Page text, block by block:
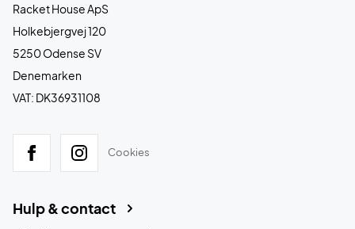
Racket House ApS
Holkebjergvej 120
5250 Odense SV
Denemarken
VAT: DK36931108
Cookies
Hulp & contact